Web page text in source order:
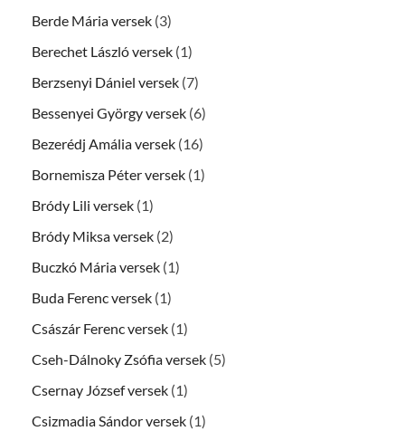
Berde Mária versek (3)
Berechet László versek (1)
Berzsenyi Dániel versek (7)
Bessenyei György versek (6)
Bezerédj Amália versek (16)
Bornemisza Péter versek (1)
Bródy Lili versek (1)
Bródy Miksa versek (2)
Buczkó Mária versek (1)
Buda Ferenc versek (1)
Császár Ferenc versek (1)
Cseh-Dálnoky Zsófia versek (5)
Csernay József versek (1)
Csizmadia Sándor versek (1)